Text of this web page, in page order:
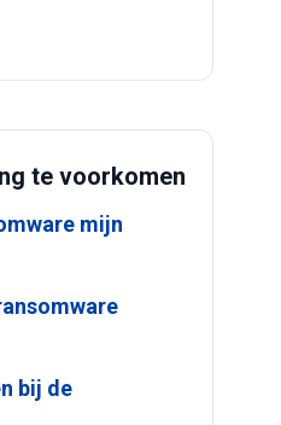
te voorkomen
mijn
bij de